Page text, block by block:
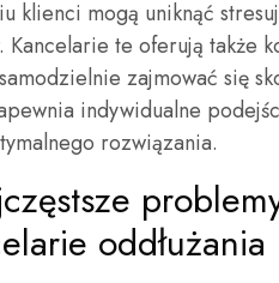
klienci mogą uniknąć
Kancelarie te oferują także
zajmować się
indywidualne
rozwiązania.
oddłużania